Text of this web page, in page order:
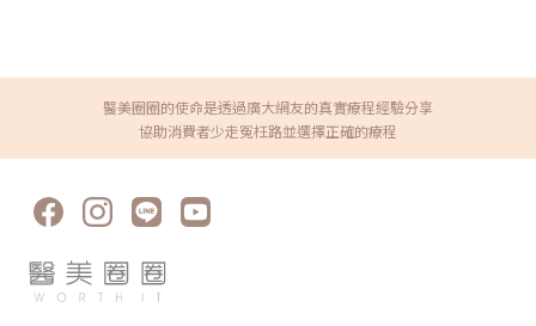
醫美圈圈的使命是透過廣大網友的真實療程經驗分享
協助消費者少走冤枉路並選擇正確的療程